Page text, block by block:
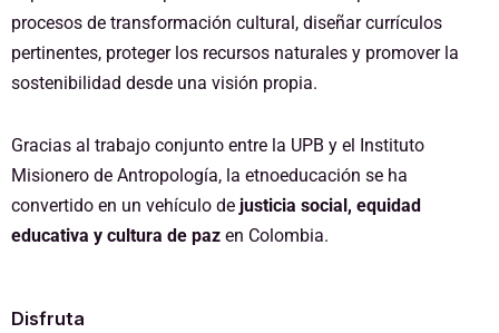
procesos de transformación cultural, diseñar currículos
pertinentes, proteger los recursos naturales y promover la
sostenibilidad desde una visión propia.
Gracias al trabajo conjunto entre la UPB y el Instituto
Misionero de Antropología, la etnoeducación se ha
convertido en un vehículo de justicia social, equidad
educativa y cultura de paz en Colombia.
Disfruta